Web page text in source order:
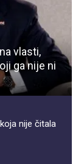
vlasti,
ga nije ni
nije čitala